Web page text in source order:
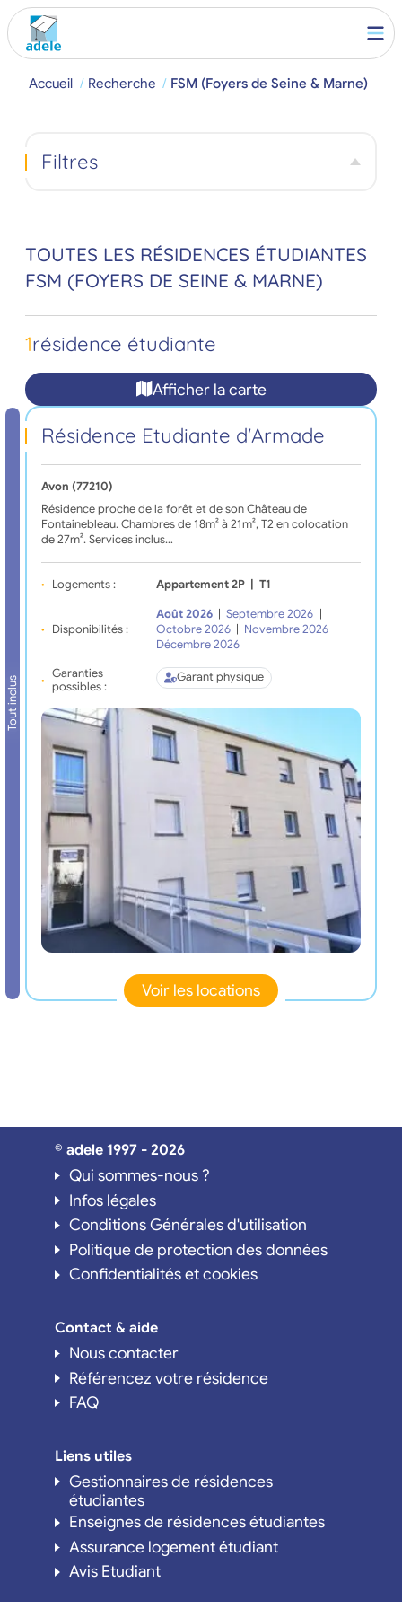
Accueil Recherche FSM (Foyers de Seine & Marne)
TOUTES LES RÉSIDENCES ÉTUDIANTES
FSM (FOYERS DE SEINE & MARNE)
1résidence étudiante
Afficher la carte
Tout inclus
Résidence Etudiante d'Armade
Avon (77210)
Résidence proche de la forêt et de son Château de
Fontainebleau. Chambres de 18m² à 21m², T2 en colocation
de 27m². Services inclus…
Logements : Appartement 2P | T1
Disponibilités :
Août 2026 | Septembre 2026 |
Octobre 2026 | Novembre 2026 |
Décembre 2026
Garanties
possibles :
Garant physique
Voir les locations
Filtres
© adele 1997 - 2026
Qui sommes-nous ?
Infos légales
Conditions Générales d'utilisation
Politique de protection des données
Confidentialités et cookies
Contact & aide
Nous contacter
Référencez votre résidence
FAQ
Liens utiles
Gestionnaires de résidences
étudiantes
Enseignes de résidences étudiantes
Assurance logement étudiant
Avis Etudiant